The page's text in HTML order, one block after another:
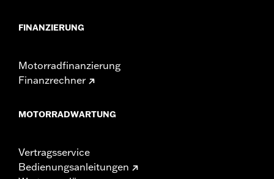
FINANZIERUNG
Motorradfinanzierung
Finanzrechner
MOTORRADWARTUNG
Vertragsservice
Bedienungsanleitungen